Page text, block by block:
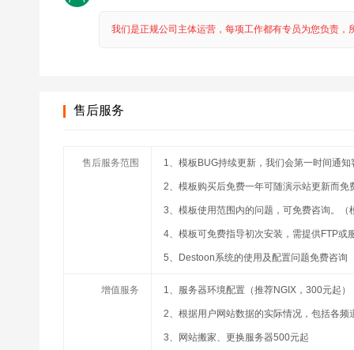
我们是正规公司主体运营，每项工作都有专员为您负责
售后服务
售后服务范围 1、模板BUG持续更新，我们会第一时间通知
2、模板购买后免费一年可随演示站更新而免
3、模板使用范围内的问题，可免费咨询。
4、模板可免费指导初次安装，需提供FTP
5、Destoon系统的使用及配置问题免费咨询
增值服务 1、服务器环境配置（推荐NGIX，300元起）
2、根据用户网站数据的实际情况，包括各
3、网站搬家、更换服务器500元起